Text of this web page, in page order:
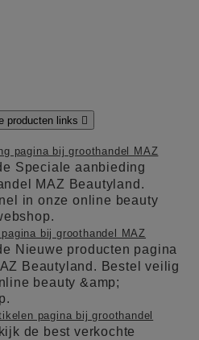
producten links 
pagina bij groothandel MAZ
Speciale aanbieding
MAZ Beautyland.
in onze online beauty
bij groothandel MAZ
Nieuwe producten pagina
Beautyland. Bestel veilig
beauty &amp;
pagina bij groothandel
de best verkochte